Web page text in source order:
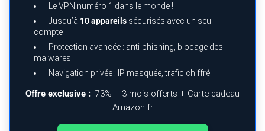
Le VPN numéro 1 dans le monde !
Jusqu’à 10 appareils sécurisés avec un seul
compte
Protection avancée : anti-phishing, blocage des
malwares
Navigation privée : IP masquée, trafic chiffré
Offre exclusive : -73% + 3 mois offerts + Carte cadeau
Amazon.fr